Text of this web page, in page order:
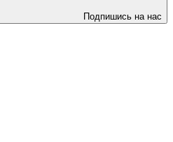
Подпишись на нас